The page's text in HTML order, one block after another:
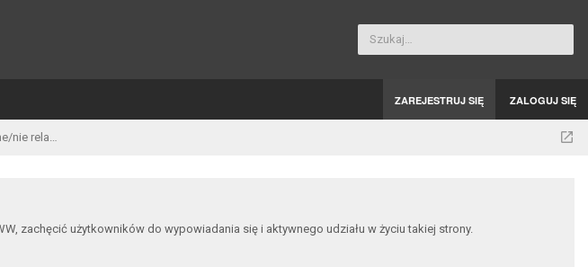
Szukaj…
ZAREJESTRUJ SIĘ ZALOGUJ SIĘ
Od strony serwera, relacyjne/nie relacyjne systemy bazodanowe
zachęcić użytkowników do wypowiadania się i aktywnego udziału w życiu takiej strony.